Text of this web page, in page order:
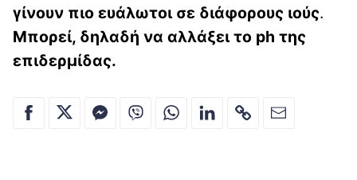
γίνουν πιο ευάλωτοι σε διάφορους ιούς.
Μπορεί, δηλαδή να αλλάξει το ph της
επιδερμίδας.